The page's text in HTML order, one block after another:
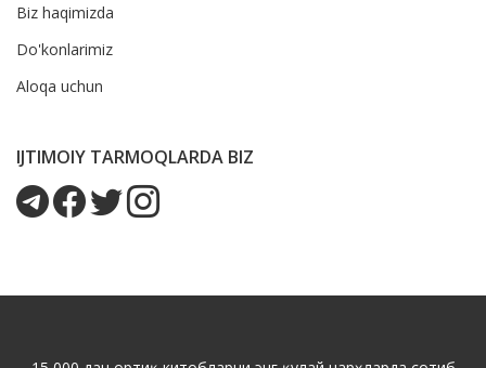
Biz haqimizda
Do'konlarimiz
Aloqa uchun
IJTIMOIY TARMOQLARDA BIZ